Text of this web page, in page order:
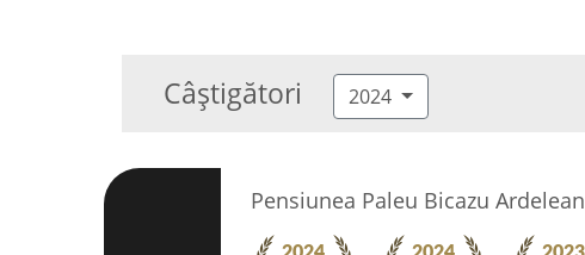
Câștigători 2024
Pensiunea Paleu Bicazu Ardelean